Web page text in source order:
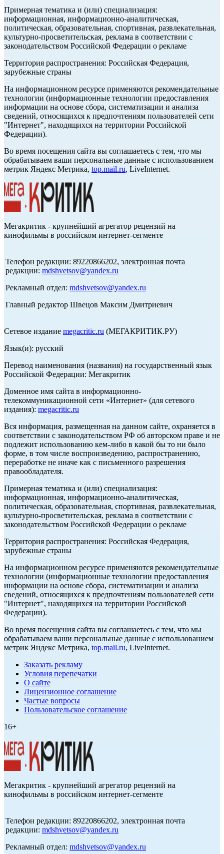
Примерная тематика и (или) специализация:
информационная, информационно-аналитическая,
политическая, образовательная, спортивная, развлекательная,
культурно-просветительская, реклама в соответствии с
законодательством Российской Федерации о рекламе
Территория распространения: Российская Федерация,
зарубежные страны
На информационном ресурсе применяются рекомендательные
технологии (информационные технологии предоставления
информации на основе сбора, систематизации и анализа
сведений, относящихся к предпочтениям пользователей сети
"Интернет", находящихся на территории Российской
Федерации).
Во время посещения сайта вы соглашаетесь с тем, что мы
обрабатываем ваши персональные данные с использованием
метрик Яндекс Метрика, top.mail.ru, LiveInternet.
Мегакритик - крупнейший агрегатор рецензий на
кинофильмы в российском интернет-сегменте
Телефон редакции: 89220866202, электронная почта
редакции: mdshvetsov@yandex.ru
Рекламный отдел: mdshvetsov@yandex.ru
Главный редактор Швецов Максим Дмитриевич
Сетевое издание megacritic.ru (МЕГАКРИТИК.РУ)
Язык(и): русский
Перевод наименования (названия) на государственный язык
Российской Федерации: Мегакритик
Доменное имя сайта в информационно-
телекоммуникационной сети «Интернет» (для сетевого
издания): megacritic.ru
Вся информация, размещенная на данном сайте, охраняется в
соответствии с законодательством РФ об авторском праве и не
подлежит использованию кем-либо в какой бы то ни было
форме, в том числе воспроизведению, распространению,
переработке не иначе как с письменного разрешения
правообладателя.
Примерная тематика и (или) специализация:
информационная, информационно-аналитическая,
политическая, образовательная, спортивная, развлекательная,
культурно-просветительская, реклама в соответствии с
законодательством Российской Федерации о рекламе
Территория распространения: Российская Федерация,
зарубежные страны
На информационном ресурсе применяются рекомендательные
технологии (информационные технологии предоставления
информации на основе сбора, систематизации и анализа
сведений, относящихся к предпочтениям пользователей сети
"Интернет", находящихся на территории Российской
Федерации).
Во время посещения сайта вы соглашаетесь с тем, что мы
обрабатываем ваши персональные данные с использованием
метрик Яндекс Метрика, top.mail.ru, LiveInternet.
Заказать рекламу
Условия перепечатки
О сайте
Лицензионное соглашение
Частые вопросы
Пользовательское соглашение
16+
Мегакритик - крупнейший агрегатор рецензий на
кинофильмы в российском интернет-сегменте
Телефон редакции: 89220866202, электронная почта
редакции: mdshvetsov@yandex.ru
Рекламный отдел: mdshvetsov@yandex.ru